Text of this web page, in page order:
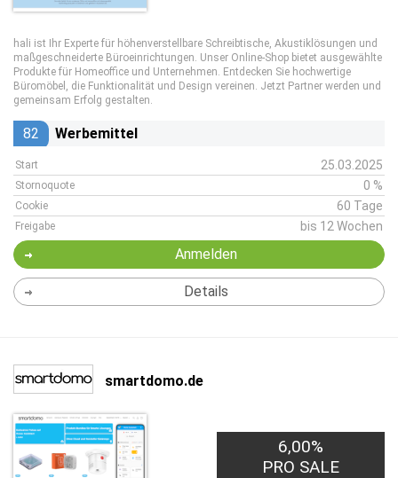
hali ist Ihr Experte für höhenverstellbare Schreibtische, Akustiklösungen und
maßgeschneiderte Büroeinrichtungen. Unser Online-Shop bietet ausgewählte
Produkte für Homeoffice und Unternehmen. Entdecken Sie hochwertige
Büromöbel, die Funktionalität und Design vereinen. Jetzt Partner werden und
gemeinsam Erfolg gestalten.
82 Werbemittel
Start 25.03.2025
Stornoquote 0 %
Cookie 60 Tage
Freigabe bis 12 Wochen
Anmelden
Details
smartdomo.de
6,00%
PRO SALE